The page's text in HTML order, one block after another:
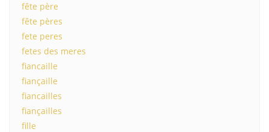
fête père
fête pères
fete peres
fetes des meres
fiancaille
fiançaille
fiancailles
fiançailles
fille